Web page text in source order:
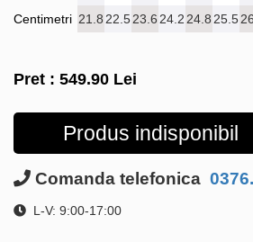
Centimetri 21.8 22.523.6 24.2 24.8 25.5
Pret : 549.90 Lei
Produs indisponibil
Comanda telefonica
L-V: 9:00-17:00